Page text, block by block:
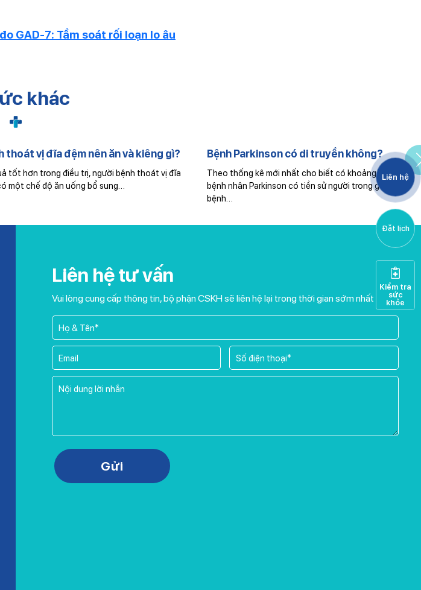
GAD-7: Tầm soát rối loạn lo âu
khác
đệm nên ăn và kiêng gì?
điều trị, người bệnh thoát vị đĩa
ăn uống bổ sung…
Bệnh Parkinson có di truyền không?
Theo thống kê mới nhất cho biết có khoảng từ 10 -15% ca
bệnh nhân Parkinson có tiền sử người trong gia đình mắc
Liên hệ tư vấn
Vui lòng cung cấp thông tin, bộ phận CSKH sẽ liên hệ lại trong thời gian sớm nhất
Please leave this field empty.
Gửi
Liên hệ
Đặt lịch
Kiểm tra
sức
khỏe